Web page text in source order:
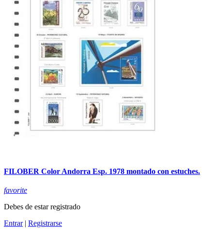
FILOBER Color Andorra Esp. 1978 montado con estuches.
favorite
Debes de estar registrado
Entrar| Registrarse